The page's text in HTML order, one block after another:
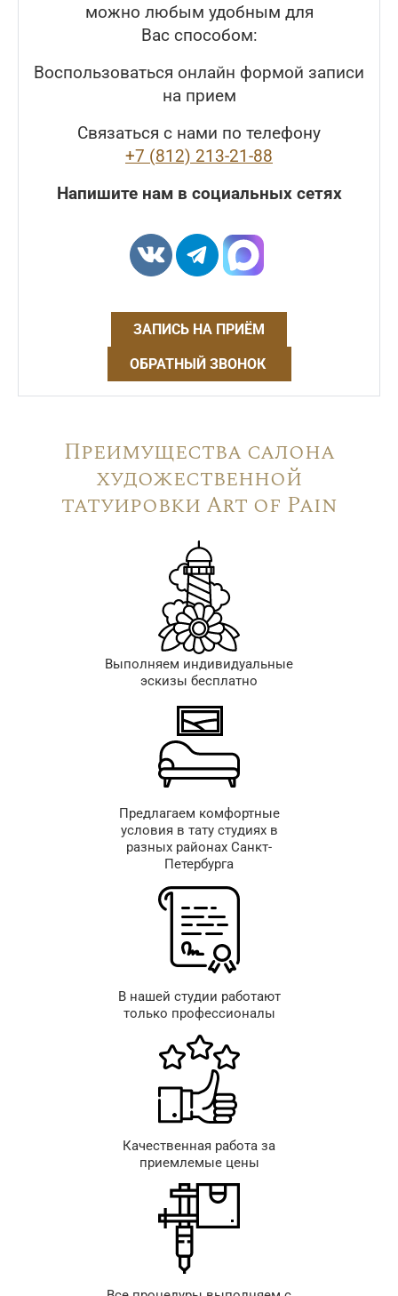
можно любым удобным для
Вас способом:
Воспользоваться онлайн формой записи
на прием
Связаться с нами по телефону
+7 (812) 213-21-88
Напишите нам в социальных сетях
ЗАПИСЬ НА ПРИЁМ
ОБРАТНЫЙ ЗВОНОК
Преимущества салона
художественной
татуировки Art of Pain
Выполняем индивидуальные
эскизы бесплатно
Предлагаем комфортные
условия в тату студиях в
разных районах Санкт-
Петербурга
В нашей студии работают
только профессионалы
Качественная работа за
приемлемые цены